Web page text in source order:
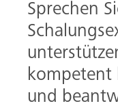
Sprechen
kompetent
und